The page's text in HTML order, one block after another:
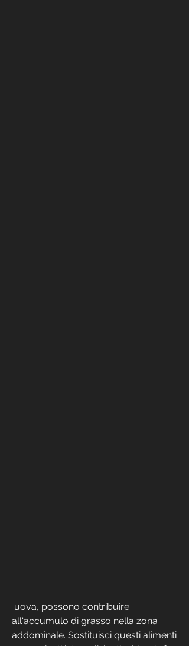
all'accumulo di grasso nella zona
addominale. Sostituisci questi alimenti